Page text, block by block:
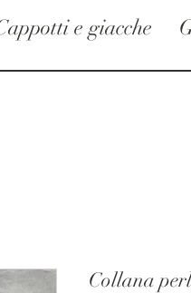
e giacche
Collana